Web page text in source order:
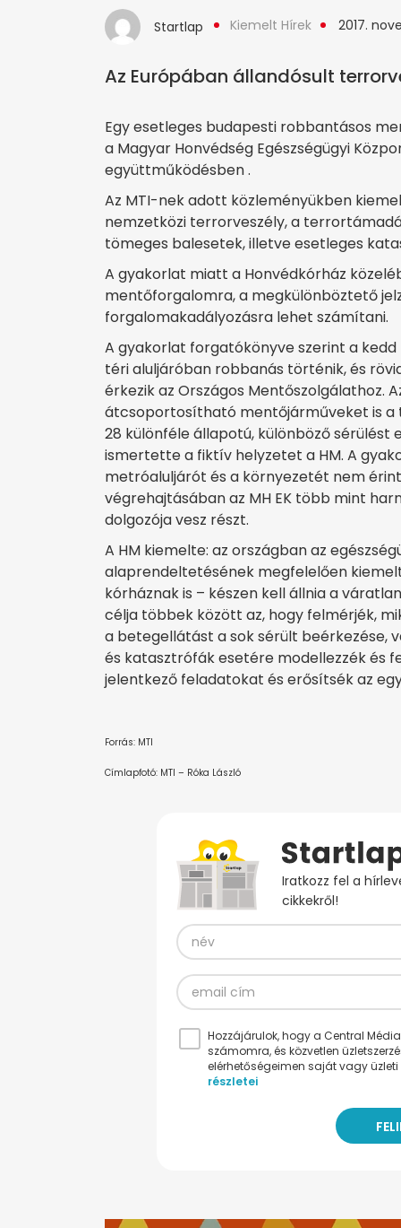
Startlap Kiemelt Hírek 2017.
Az Európában állandósult
Egy esetleges budapesti robbantásos
a Magyar Honvédség Egészségügyi
együttműködésben .
Az MTI-nek adott közleményükben
nemzetközi terrorveszély, a
tömeges balesetek, illetve esetleges
A gyakorlat miatt a Honvédkórház
mentőforgalomra, a megkülönböztető
forgalomakadályozásra lehet számítani.
A gyakorlat forgatókönyve szerint a kedd
téri aluljáróban robbanás történik, és
érkezik az Országos Mentőszolgálathoz.
átcsoportosítható mentőjárműveket is a
28 különféle állapotú, különböző sérülést
ismertette a fiktív helyzetet a HM. A
metróaluljárót és a környezetét nem
végrehajtásában az MH EK több mint
dolgozója vesz részt.
A HM kiemelte: az országban az
alaprendeltetésének megfelelően
kórháznak is – készen kell állnia a
célja többek között az, hogy felmérjék,
a betegellátást a sok sérült beérkezése,
és katasztrófák esetére modellezzék és
jelentkező feladatokat és erősítsék az
Forrás: MTI
Címlapfotó: MTI – Róka László
Iratkozz fel a
cikkekről!
Hozzájárulok, hogy a Central
számomra, és közvetlen
elérhetőségeimen saját vagy
részletei